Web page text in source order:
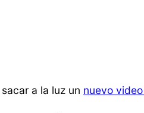
a la luz un nuevo